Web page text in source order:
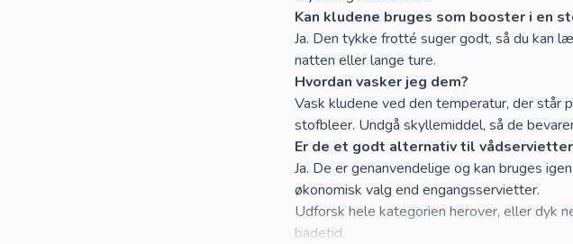
Kan kludene bruges som booster i en
Ja. Den tykke frotté suger godt, så du kan
natten eller lange ture.
Hvordan vasker jeg dem?
Vask kludene ved den temperatur, der
stofbleer. Undgå skyllemiddel, så de
Er de et godt alternativ til
Ja. De er genanvendelige og kan bruges
økonomisk valg end engangsservietter.
Udforsk hele kategorien herover, eller dyk
badetid.